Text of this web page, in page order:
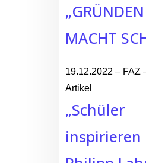
„GRÜNDEN
MACHT
19.12.2022 – FAZ
Artikel
„Schüler